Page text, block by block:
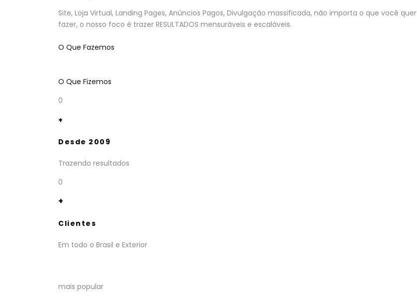
Site, Loja Virtual, Landing Pages, Anúncios Pagos, Divulgação massificada, não importa o que você quer
fazer, o nosso foco é trazer RESULTADOS mensuráveis e escaláveis.
O Que Fazemos
O Que Fizemos
0
+
Desde 2009
Trazendo resultados
0
+
Clientes
Em todo o Brasil e Exterior
mais popular